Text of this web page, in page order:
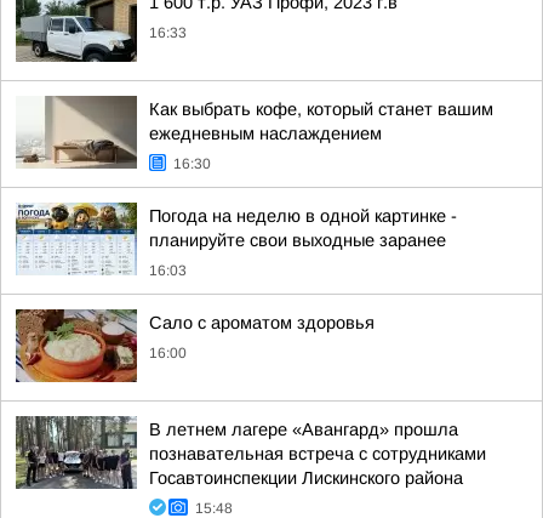
16:33
Как выбрать кофе, который станет вашим
ежедневным наслаждением
16:30
Погода на неделю в одной картинке -
планируйте свои выходные заранее
16:03
Сало с ароматом здоровья
16:00
В летнем лагере «Авангард» прошла
познавательная встреча с сотрудниками
Госавтоинспекции Лискинского района
15:48